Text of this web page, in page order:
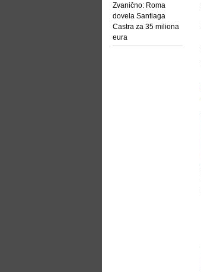
Zvanično: Roma
dovela Santiaga
Castra za 35 miliona
eura